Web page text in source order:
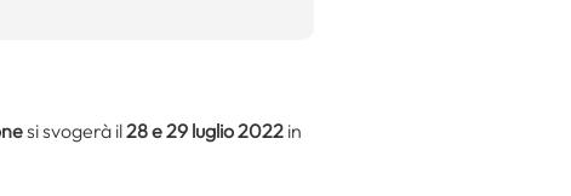
si svogerà il28 e 29 luglio 2022 in